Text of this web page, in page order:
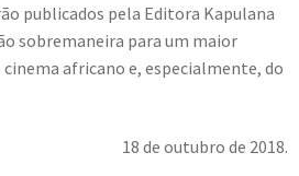
publicados pela Editora Kapulana
sobremaneira para um maior
africano e, especialmente, do
18 de outubro de 2018.